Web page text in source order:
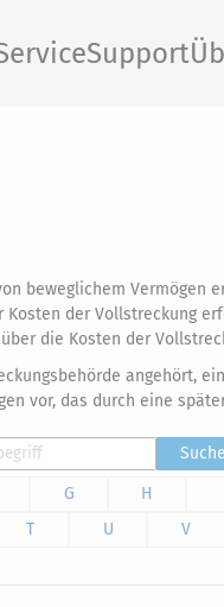
Support
beweglichem Vermögen
der Vollstreckung
die Kosten der
angehört,
vor, das durch eine
G H
T U V